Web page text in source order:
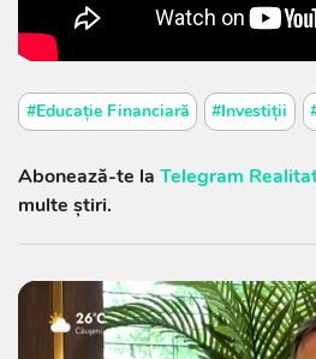
#Educație Financiară #Investiții
Abonează-te la Telegram
multe știri.